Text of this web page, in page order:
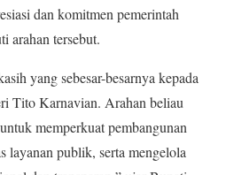
dan komitmen pemerintah
arahan tersebut.
yang sebesar-besarnya kepada
Tito Karnavian. Arahan beliau
memperkuat pembangunan
layanan publik, serta mengelola